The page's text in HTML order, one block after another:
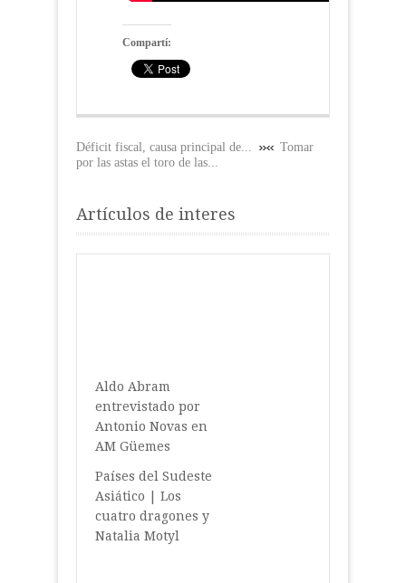
Compartí:
Déficit fiscal, causa principal de...
Tomar
por las astas el toro de las...
Artículos de interes
Aldo Abram
entrevistado por
Antonio Novas en
AM Güemes
Países del Sudeste
Asiático | Los
cuatro dragones y
Natalia Motyl